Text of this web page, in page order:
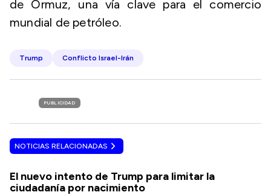
de Ormuz, una vía clave para el comercio
mundial de petróleo.
Trump Conflicto Israel-Irán
PUBLICIDAD
NOTICIAS RELACIONADAS
El nuevo intento de Trump para limitar la
ciudadanía por nacimiento